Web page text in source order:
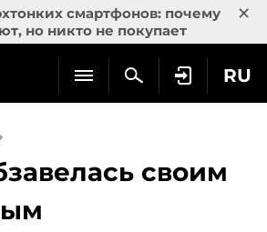
смартфонов: почему
но никто не покупает
×
RU
своим